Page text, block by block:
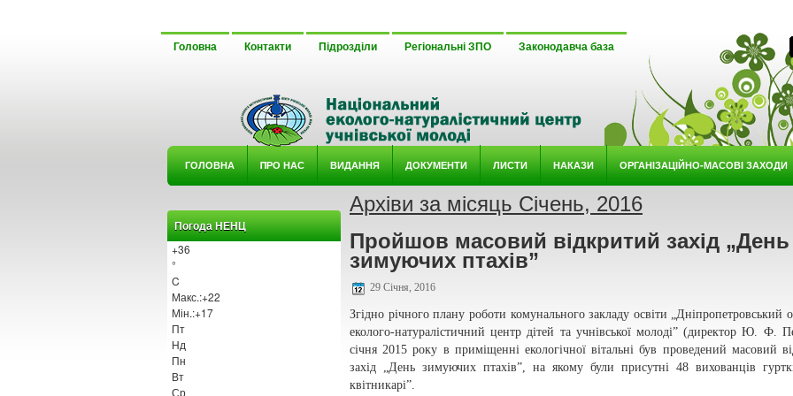
Головна Контакти Підрозділи Регіональні ЗПО Законодавча база
ГОЛОВНА ΠРО НАС ВИДАННЯ ДОКУМЕНТИ ЛИСТИ НАКАЗИ ОРГАНІЗАЦІЙНО-МАСОВІ ЗАХОДИ
Погода НЕНЦ
+36
°
C
Макс.:+22
Мін.:+17
Пт
Нд
Пн
Вт
Ср
Архіви за місяць Січень, 2016
Пройшов масовий відкритий захід „День
зимуючих птахів”
29 Січня, 2016
Згідно річного плану роботи комунального закладу освіти „Дніпропетровський
еколого-натуралістичний центр дітей та учнівської молоді” (директор Ю. Ф.
січня 2015 року в приміщенні екологічної вітальні був проведений масовий
захід „День зимуючих птахів”, на якому були присутні 48 вихованців
квітникарі”.